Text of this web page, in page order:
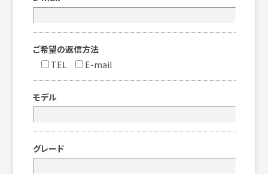
ご希望の返信方法
TEL
E-mail
モデル
グレード